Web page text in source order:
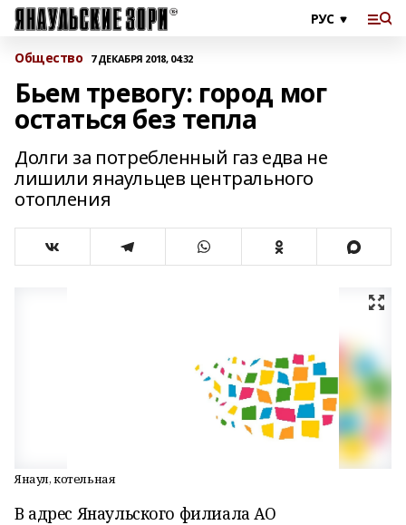
Общество 7 ДЕКАБРЯ 2018, 04:32
Бьем тревогу: город мог
остаться без тепла
Долги за потребленный газ едва не
лишили янаульцев центрального
отопления
Янаул, котельная
В адрес Янаульского филиала АО